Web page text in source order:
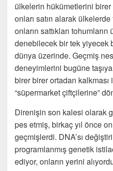
ülkelerin hükümetlerini
onları satın alarak ülkelerde
onların sattıkları tohumların
denebilecek bir tek yiyecek
dünya üzerinde. Geçmiş
deneyimlerini bugüne
birer birer ortadan kalkması
“süpermarket çiftçilerine”
Direnişin son kalesi olarak
pes etmiş, birkaç yıl önce
geçmişlerdi. DNA’sı
programlanmış genetik
ediyor, onların yerini